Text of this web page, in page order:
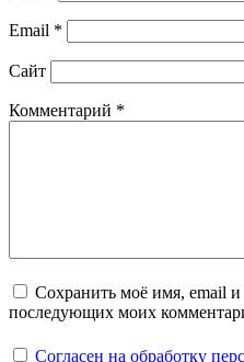
Email *
Сайт
Комментарий *
Сохранить моё имя, email и
последующих моих
Согласен на обработку